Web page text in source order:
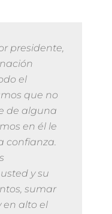
presidente,
el
que no
de alguna
en él le
confianza.
y su
sumar
en alto el